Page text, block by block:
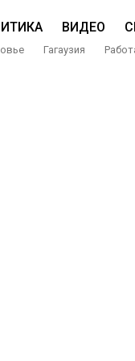
ВИДЕО
Гагаузия